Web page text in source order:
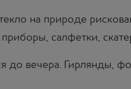
на природе
салфетки,
до вечера. Гирлянды,